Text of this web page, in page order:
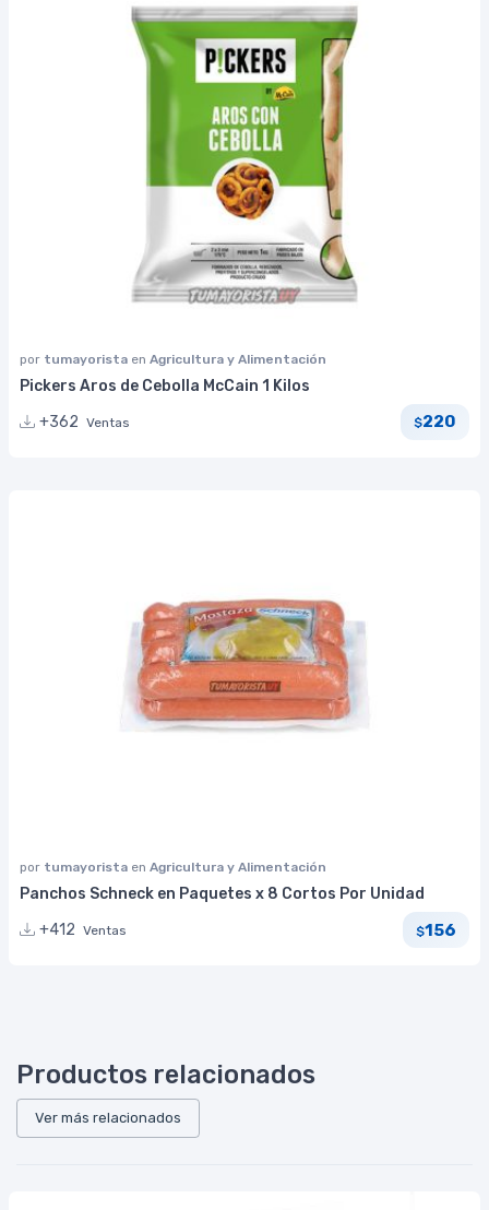
por tumayorista en Agricultura y Alimentación
Pickers Aros de Cebolla McCain 1 Kilos
+362 Ventas $220
por tumayorista en Agricultura y Alimentación
Panchos Schneck en Paquetes x 8 Cortos Por Unidad
+412 Ventas $156
Productos relacionados
Ver más relacionados